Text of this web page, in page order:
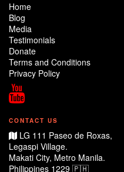
Home
Blog
Media
Testimonials
Donate
Terms and Conditions
Privacy Policy
CONTACT US
LG 111 Paseo de Roxas,
Legaspi Village.
Makati City, Metro Manila.
Philippines 1229 🇵🇭